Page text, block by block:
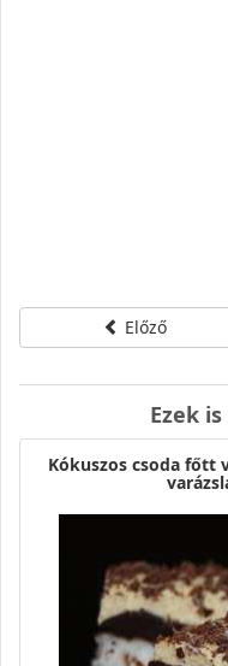
Előző
Ezek
Kókuszos csoda főtt